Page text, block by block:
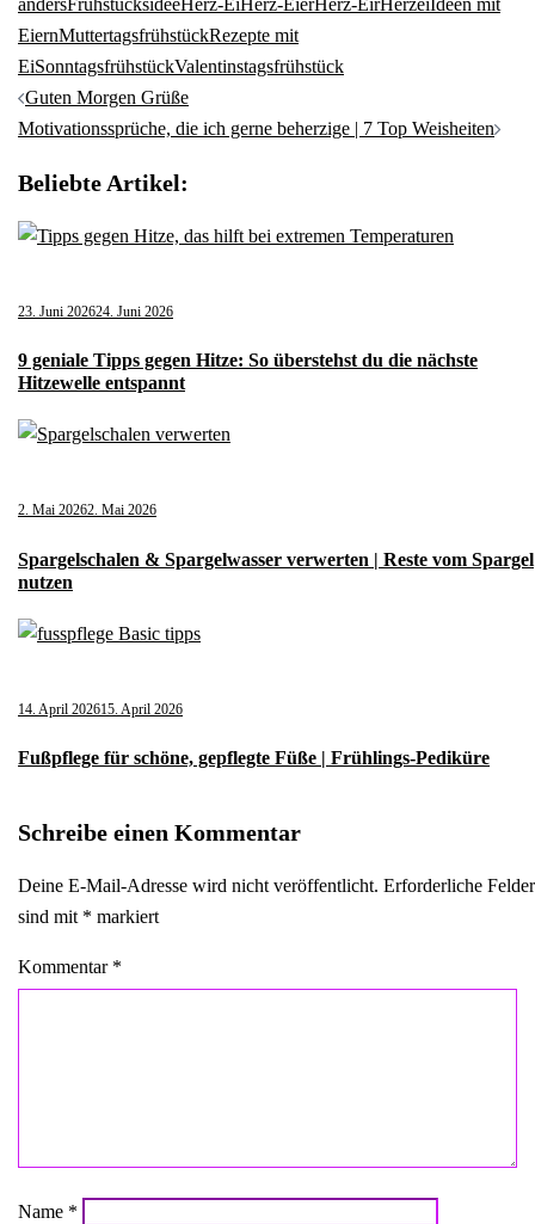
EiernMuttertagsfrühstückRezepte mit
EiSonntagsfrühstückValentinstagsfrühstück
Beitragsnavigation
Guten Morgen Grüße
Motivationssprüche, die ich gerne beherzige | 7 Top Weisheiten
Beliebte Artikel:
23. Juni 202624. Juni 2026
9 geniale Tipps gegen Hitze: So überstehst du die nächste
Hitzewelle entspannt
2. Mai 20262. Mai 2026
Spargelschalen & Spargelwasser verwerten | Reste vom Spargel
nutzen
14. April 202615. April 2026
Fußpflege für schöne, gepflegte Füße | Frühlings-Pediküre
Schreibe einen Kommentar
Deine E-Mail-Adresse wird nicht veröffentlicht. Erforderliche Felder
sind mit * markiert
Kommentar *
Name *